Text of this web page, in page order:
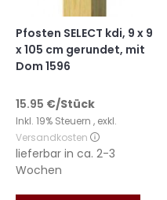
Pfosten SELECT kdi, 9 x 9
x 105 cm gerundet, mit
Dom 1596
15.95 €/Stück
Inkl. 19% Steuern , exkl.
Versandkosten
lieferbar in ca. 2-3
Wochen